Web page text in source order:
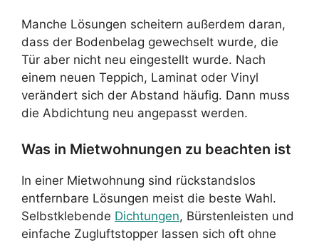
Manche Lösungen scheitern außerdem daran,
dass der Bodenbelag gewechselt wurde, die
Tür aber nicht neu eingestellt wurde. Nach
einem neuen Teppich, Laminat oder Vinyl
verändert sich der Abstand häufig. Dann muss
die Abdichtung neu angepasst werden.
Was in Mietwohnungen zu beachten ist
In einer Mietwohnung sind rückstandslos
entfernbare Lösungen meist die beste Wahl.
Selbstklebende Dichtungen, Bürstenleisten und
einfache Zugluftstopper lassen sich oft ohne